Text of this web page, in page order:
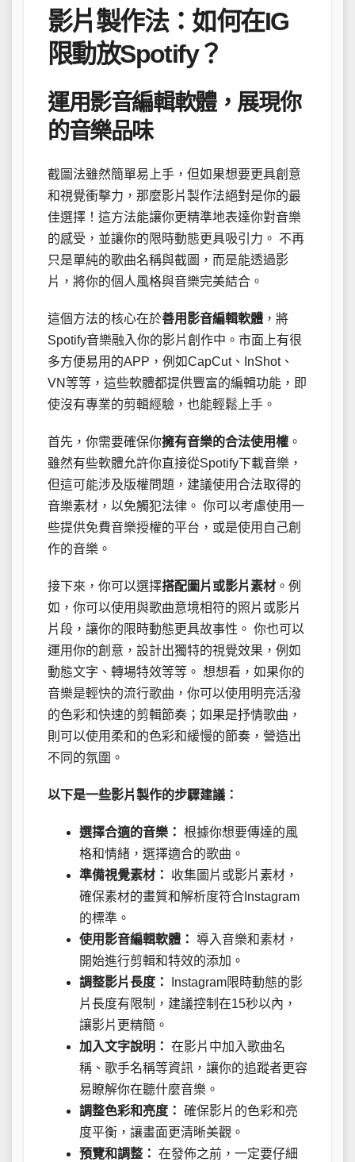
影片製作法：如何在IG
限動放Spotify？
運用影音編輯軟體，展現你
的音樂品味
截圖法雖然簡單易上手，但如果想要更具創意
和視覺衝擊力，那麼影片製作法絕對是你的最
佳選擇！這方法能讓你更精準地表達你對音樂
的感受，並讓你的限時動態更具吸引力。 不再
只是單純的歌曲名稱與截圖，而是能透過影
片，將你的個人風格與音樂完美結合。
這個方法的核心在於善用影音編輯軟體 ，將
Spotify音樂融入你的影片創作中。市面上有很
多方便易用的APP，例如CapCut、InShot、
VN等等，這些軟體都提供豐富的編輯功能，即
使沒有專業的剪輯經驗，也能輕鬆上手。
首先，你需要確保你擁有音樂的合法使用權 。
雖然有些軟體允許你直接從Spotify下載音樂，
但這可能涉及版權問題，建議使用合法取得的
音樂素材，以免觸犯法律。 你可以考慮使用一
些提供免費音樂授權的平台，或是使用自己創
作的音樂。
接下來，你可以選擇搭配圖片或影片素材 。例
如，你可以使用與歌曲意境相符的照片或影片
片段，讓你的限時動態更具故事性。 你也可以
運用你的創意，設計出獨特的視覺效果，例如
動態文字、轉場特效等等。 想想看，如果你的
音樂是輕快的流行歌曲，你可以使用明亮活潑
的色彩和快速的剪輯節奏；如果是抒情歌曲，
則可以使用柔和的色彩和緩慢的節奏，營造出
不同的氛圍。
以下是一些影片製作的步驟建議：
選擇合適的音樂： 根據你想要傳達的風
格和情緒，選擇適合的歌曲。
準備視覺素材：
收集圖片或影片素材，
確保素材的畫質和解析度符合Instagram
的標準。
使用影音編輯軟體： 導入音樂和素材，
開始進行剪輯和特效的添加。
調整影片長度：
Instagram限時動態的影
片長度有限制，建議控制在15秒以內，
讓影片更精簡。
加入文字說明： 在影片中加入歌曲名
稱、歌手名稱等資訊，讓你的追蹤者更容
易瞭解你在聽什麼音樂。
調整色彩和亮度： 確保影片的色彩和亮
度平衡，讓畫面更清晰美觀。
預覽和調整： 在發佈之前，一定要仔細